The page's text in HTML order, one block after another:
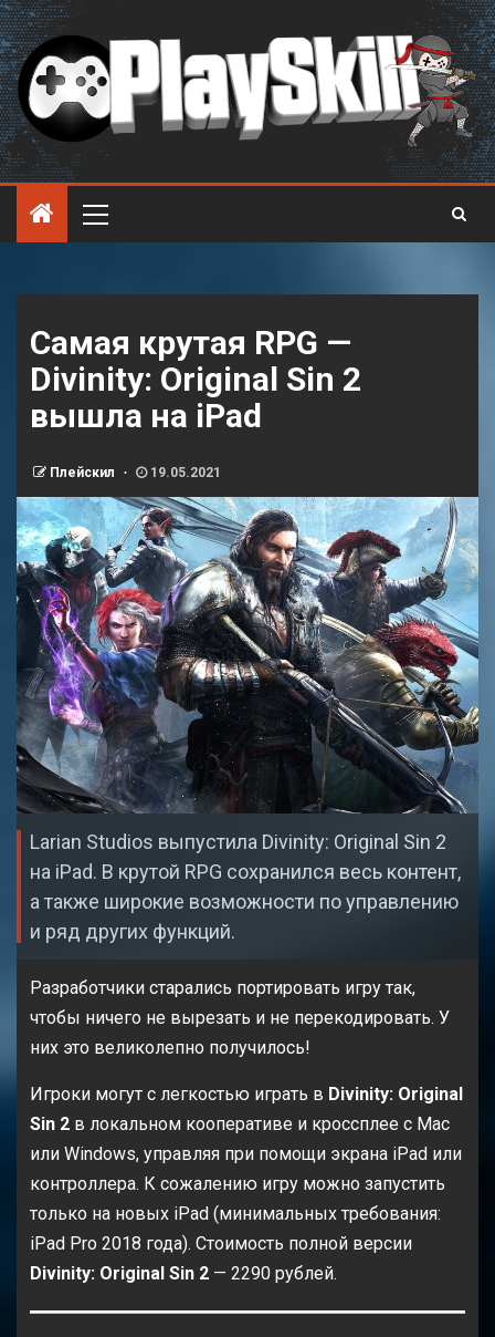
Самая крутая RPG —
Divinity: Original Sin 2
вышла на iPad
Плейскил 19.05.2021
Larian Studios выпустила Divinity: Original Sin 2
на iPad. В крутой RPG сохранился весь контент,
а также широкие возможности по управлению
и ряд других функций.
Разработчики старались портировать игру так,
чтобы ничего не вырезать и не перекодировать. У
них это великолепно получилось!
Игроки могут с легкостью играть в Divinity: Original
Sin 2 в локальном кооперативе и кроссплее с Mac
или Windows, управляя при помощи экрана iPad или
контроллера. К сожалению игру можно запустить
только на новых iPad (минимальных требования:
iPad Pro 2018 года). Стоимость полной версии
Divinity: Original Sin 2 — 2290 рублей.